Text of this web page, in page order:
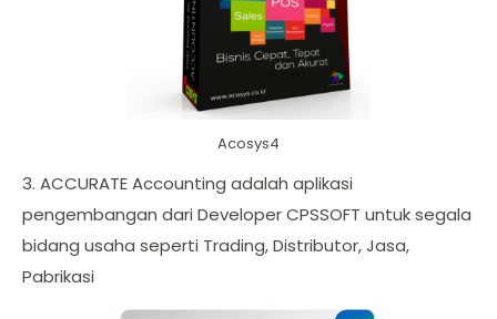
Acosys4
3. ACCURATE Accounting adalah aplikasi
pengembangan dari Developer CPSSOFT untuk segala
bidang usaha seperti Trading, Distributor, Jasa,
Pabrikasi